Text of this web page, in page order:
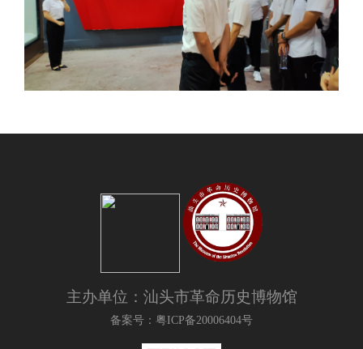
主办单位：汕头市革命历史博物馆
备案号：粤ICP备20006404号